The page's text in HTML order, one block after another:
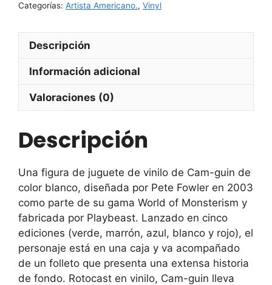
Pete
cantidad
Categorías: Artista Americano., Vinyl
Descripción
Información adicional
Valoraciones (0)
Descripción
Una figura de juguete de vinilo de Cam-guin de
color blanco, diseñada por Pete Fowler en 2003
como parte de su gama World of Monsterism y
fabricada por Playbeast. Lanzado en cinco
ediciones (verde, marrón, azul, blanco y rojo), el
personaje está en una caja y va acompañado
de un folleto que presenta una extensa historia
de fondo. Rotocast en vinilo, Cam-guin lleva